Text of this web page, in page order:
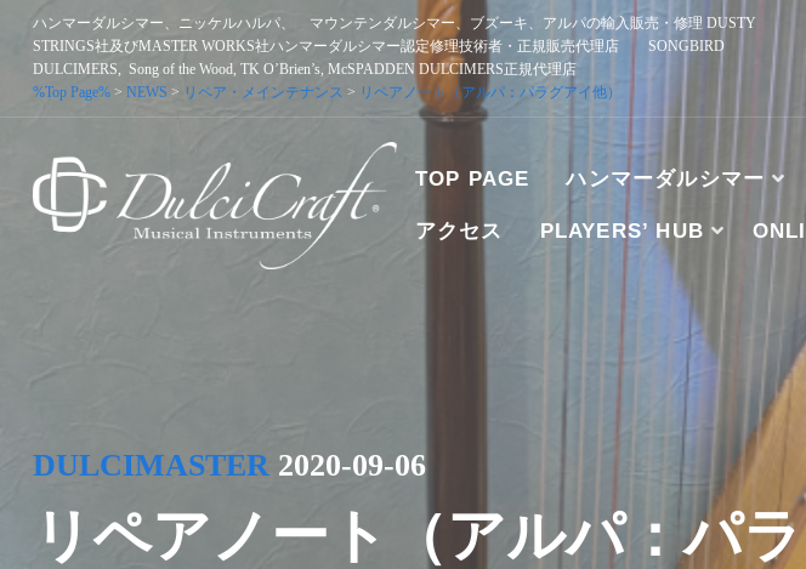
content
ハンマーダルシマー、ニッケルハルパ、 マウンテンダルシマー、ブズーキ、アルパの輸入販売・修理 DUSTY
STRINGS社及びMASTER WORKS社ハンマーダルシマー認定修理技術者・正規販売代理店 SONGBIRD
DULCIMERS, Song of the Wood, TK O’Brien’s, McSPADDEN DULCIMERS正規代理店
%Top Page%> NEWS > リペア・メインテナンス > リペアノート（アルパ：パラグアイ他）
ハンマーダルシマー、ニッケルハルパ、 マウンテンダルシマー、ブズーキ、アルパの
者・正規販売代理店 SONGBIRD DULCIMERS, SONG OF THE WOOD, TK
TOP PAGE ハンマーダルシマー
アクセス PLAYERS’ HUB
DULCIMASTER 2020-09-06
リペアノート（アルパ：パラ